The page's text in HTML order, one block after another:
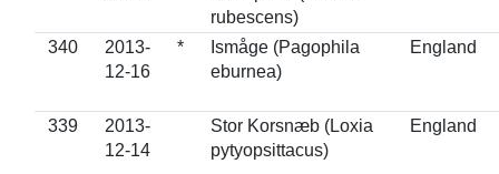
rubescens)
340
2013-
12-16
*
Ismåge (Pagophila
eburnea)
England
339
2013-
12-14
Stor Korsnæb (Loxia
pytyopsittacus)
England